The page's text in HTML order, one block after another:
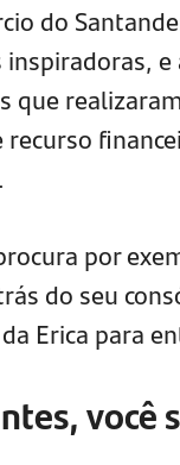
do
e
que
recurso
por
do seu
Erica para
você